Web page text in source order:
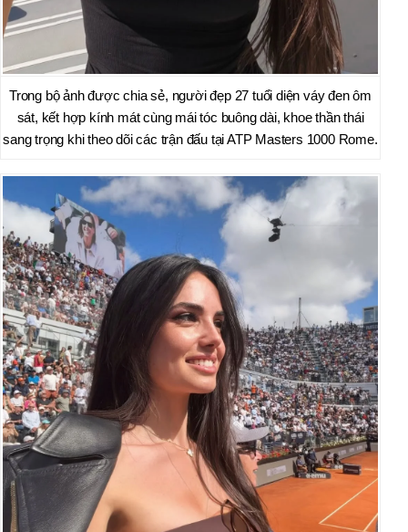
Trong bộ ảnh được chia sẻ, người đẹp 27 tuổi diện váy đen ôm
sát, kết hợp kính mát cùng mái tóc buông dài, khoe thần thái
sang trọng khi theo dõi các trận đấu tại ATP Masters 1000 Rome.